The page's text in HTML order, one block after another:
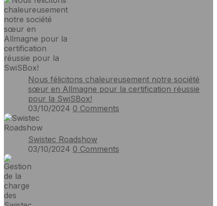
Nous félicitons chaleureusement notre société
sœur en Allmagne pour la certification réussie
pour la SwiSBox!
03/10/2024 0 Comments
Swistec Roadshow
03/10/2024 0 Comments